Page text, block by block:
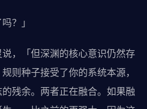
？」
说，「但深渊的核心意识仍然存
种子接受了你的系统本源，
残余。两者正在融合。如果融